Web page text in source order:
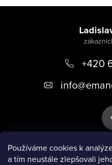
Používáme cookies k
a tím neustále zlepšovali
+420
info@